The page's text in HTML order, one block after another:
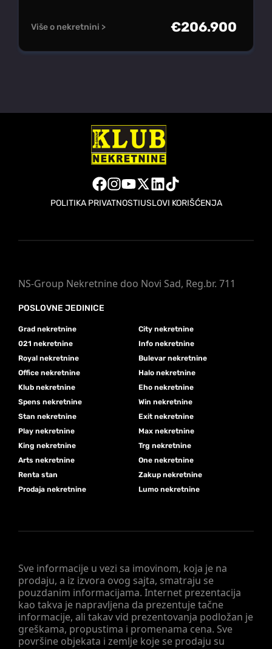
Više o nekretnini > €206.900
POLITIKA PRIVATNOSTIUSLOVI KORIŠĆENJA
Sve informacije u vezi sa imovinom, koja je na
prodaju, a iz izvora ovog sajta, smatraju se
pouzdanim informacijama. Internet prezentacija
kao takva je napravljena da prezentuje tačne
informacije, ali takav vid prezentovanja podložan je
greškama, propustima i promenama cena. Sve
površine objekata i zemlje koje se prodaju su
NS-Group Nekretnine doo Novi Sad, Reg.br. 711
POSLOVNE JEDINICE
Grad nekretnine
City nekretnine
021 nekretnine
Info nekretnine
Royal nekretnine
Bulevar nekretnine
Office nekretnine
Halo nekretnine
Klub nekretnine
Eho nekretnine
Spens nekretnine
Win nekretnine
Stan nekretnine
Exit nekretnine
Play nekretnine
Max nekretnine
King nekretnine
Trg nekretnine
Arts nekretnine
One nekretnine
Renta stan
Zakup nekretnine
Prodaja nekretnine
Lumo nekretnine